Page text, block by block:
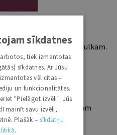
pievienoties lasītāju pulkam.
digitālajam saturam!
Vienam lietotājam
un 12 mēnešiem).
sīkdatnes
tiek izmantotas
sīkdatnes. Ar Jūsu
vēl citas –
un funkcionalitātes.
"Pielāgot izvēli". Jūs
mainīt savu izvēli,
Plašāk – sīkdatņu
.